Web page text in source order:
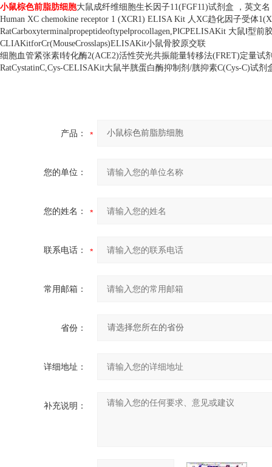
小鼠棕色前脂肪细胞大鼠成纤维细胞生长因子11(FGF11)试剂盒 ，英文名
Human XC chemokine receptor 1 (XCR1) ELISA Kit 人XC趋化因子受体
RatCarboxyterminalpropeptideoftype procollagen,P CPELISAKit 大鼠Ⅰ型前
CLIAKitforCr(MouseCrosslaps)ELISAKit小鼠骨胶原交联
细胞血管紧张素Ⅰ转化酶2(ACE2)活性荧光共振能量转移法(FRET)定量试
RatCystatinC,Cys-CELISAKit大鼠半胱蛋白酶抑制剂 /胱抑素C(Cys-C)试剂
产品：
您的单位：
您的姓名：
联系电话：
常用邮箱：
省份：
详细地址：
补充说明：